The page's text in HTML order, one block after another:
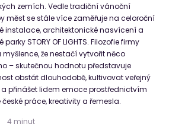
zemích. Vedle tradiční vánoční
měst se stále více zaměřuje na celoroční
instalace, architektonické nasvícení a
parky STORY OF LIGHTS. Filozofie firmy
že nestačí vytvořit něco
– skutečnou hodnotu představuje
obstát dlouhodobě, kultivovat veřejný
přinášet lidem emoce prostřednictvím
práce, kreativity a řemesla.
4 minut